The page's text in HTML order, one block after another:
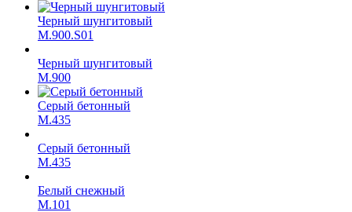
Черный шунгитовый
M.900.S01
Черный шунгитовый
M.900
Серый бетонный
М.435
Серый бетонный
М.435
Белый снежный
M.101